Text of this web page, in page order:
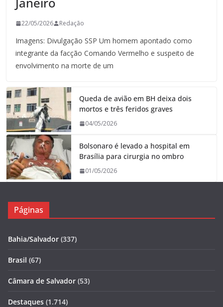
22/05/2026 Redação
Imagens: Divulgação SSP Um homem apontado como
integrante da facção Comando Vermelho e suspeito de
envolvimento na morte de um
Queda de avião em BH deixa dois
mortos e três feridos graves
04/05/2026
Bolsonaro é levado a hospital em
Brasília para cirurgia no ombro
01/05/2026
Páginas
Bahia/Salvador (337)
Brasil (67)
Câmara de Salvador (53)
Destaques (1.714)